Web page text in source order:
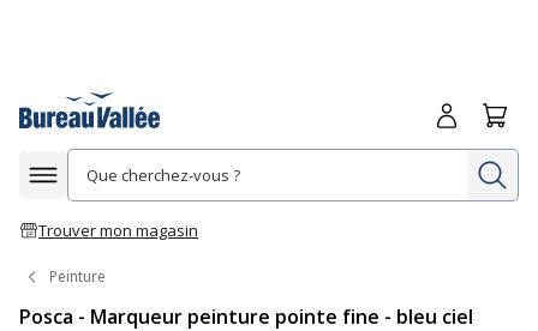
Afficher la navigation
Trouver mon magasin
Me
Peinture
Posca - Marqueur peinture pointe fine - bleu ciel